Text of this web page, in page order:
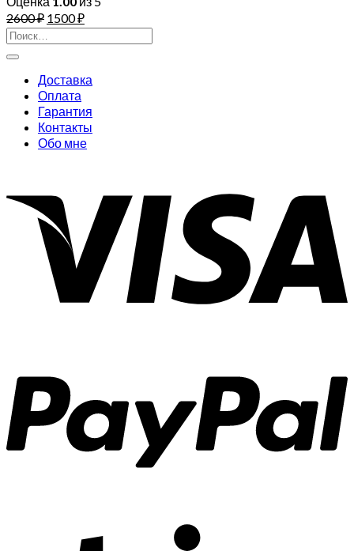
2600₽ 1500₽
Искать:
Доставка
Оплата
Гарантия
Контакты
Обо мне